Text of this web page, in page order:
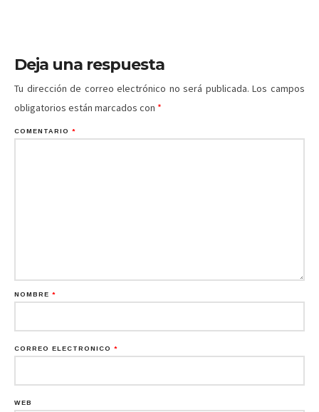
Deja una respuesta
Tu dirección de correo electrónico no será publicada. Los campos
obligatorios están marcados con *
COMENTARIO *
NOMBRE *
CORREO ELECTRÓNICO *
WEB